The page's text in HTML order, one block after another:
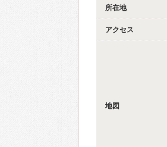
所在地
アクセス
地図